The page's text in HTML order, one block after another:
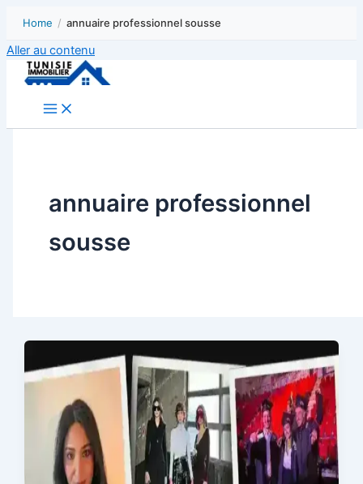
Home / annuaire professionnel sousse
Aller au contenu
annuaire professionnel
sousse